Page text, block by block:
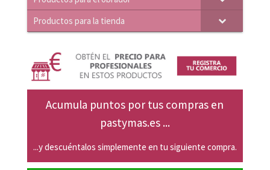
Productos para la tienda
Acumula puntos por tus compras en
pastymas.es ...
...y descuéntalos simplemente en tu siguiente compra.